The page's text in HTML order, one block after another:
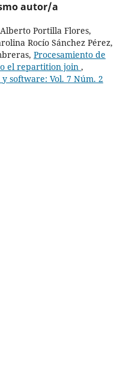
autor/a
Portilla Flores,
Rocío Sánchez Pérez,
Procesamiento de
el repartition join ,
software: Vol. 7 Núm. 2